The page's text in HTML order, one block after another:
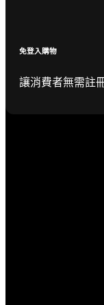
免登入購物
讓消費者無需註